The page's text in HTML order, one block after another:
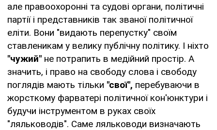
але правоохоронні та судові органи, політичні
партії і представників так званої політичної
еліти. Вони "видають перепустку" своїм
ставленикам у велику публічну політику. І ніхто
"чужий" не потрапить в медійний простір. А
значить, і право на свободу слова і свободу
поглядів мають тільки "свої", перебуваючи в
жорсткому фарватері політичної кон'юнктури і
будучи інструментом в руках своїх
"ляльководів". Саме ляльководи визначають